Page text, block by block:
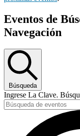
Eventos de
Navegación
Búsqueda
Ingrese La Clave.